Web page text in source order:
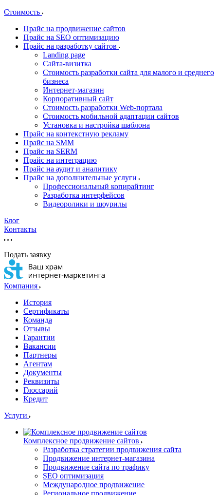
Стоимость
Прайс на продвижение сайтов
Прайс на SEO оптимизацию
Прайс на разработку сайтов
Landing page
Cайта-визитка
Стоимость разработки сайта для малого и среднего
бизнеса
Интернет-магазин
Корпоративный сайт
Стоимость разработки Web-портала
Стоимость мобильной адаптации сайтов
Установка и настройка шаблона
Прайс на контекстную рекламу
Прайс на SMM
Прайс на SERM
Прайс на интеграцию
Прайс на аудит и аналитику
Прайс на дополнительные услуги
Профессиональный копирайтинг
Разработка интерфейсов
Видеоролики и шоурилы
Блог
Контакты
Подать заявку
Компания
История
Сертификаты
Команда
Отзывы
Гарантии
Вакансии
Партнеры
Агентам
Документы
Реквизиты
Глоссарий
Кредит
Услуги
Комплексное продвижение сайтов
Разработка стратегии продвижения сайта
Продвижение интернет-магазина
Продвижение сайта по трафику
SEO оптимизация
Международное продвижение
Региональное продвижение